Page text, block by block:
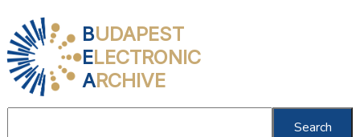
BUDAPEST
ELECTRONIC
ARCHIVE
Search